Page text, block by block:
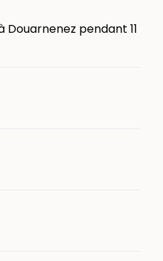
pendant 11